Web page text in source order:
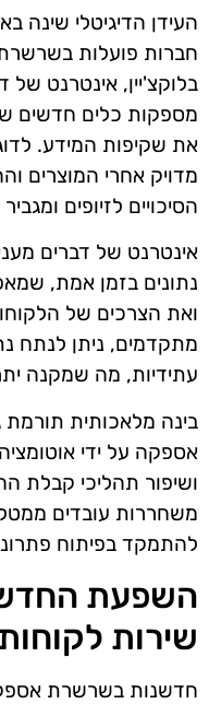
העידן הדיגיטלי שינה
חברות פועלות
מספקות כלים חדשים
את שקיפות המידע.
מדויק אחרי המוצרים
הסיכויים לזיופים
אינטרנט של דברים
נתונים בזמן אמת,
ואת הצרכים של
מתקדמים, ניתן לנתח
עתידיות, מה שמקנה
בינה מלאכותית
אספקה על ידי
ושיפור תהליכי קבלת
משחררות עובדים
להתמקד בפיתוח
השפעת
שירות
חדשנות בשרשרת